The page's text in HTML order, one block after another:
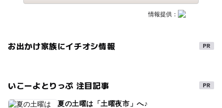
情報提供：
お出かけ家族にイチオシ情報
いこーよとりっぷ 注目記事
夏の土曜は「土曜夜市」へ♪